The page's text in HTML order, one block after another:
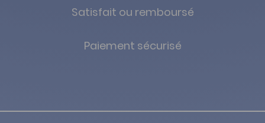
Satisfait ou remboursé
Paiement sécurisé